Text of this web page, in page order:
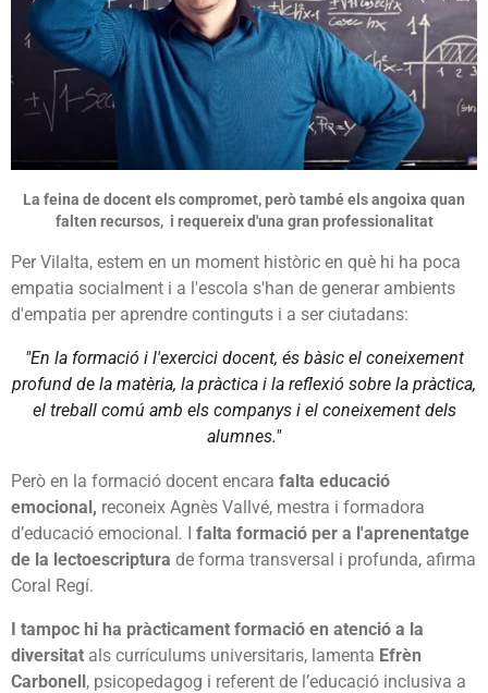
La feina de docent els compromet, però també els angoixa quan
falten recursos, i requereix d'una gran professionalitat
Per Vilalta, estem en un moment històric en què hi ha poca
empatia socialment i a l'escola s'han de generar ambients
d'empatia per aprendre continguts i a ser ciutadans:
"En la formació i l'exercici docent, és bàsic el coneixement
profund de la matèria, la pràctica i la reflexió sobre la pràctica,
el treball comú amb els companys i el coneixement dels
alumnes."
Però en la formació docent encara falta educació
emocional, reconeix Agnès Vallvé, mestra i formadora
d’educació emocional. I falta formació per a l'aprenentatge
de la lectoescriptura de forma transversal i profunda, afirma
Coral Regí.
I tampoc hi ha pràcticament formació en atenció a la
diversitat als currículums universitaris, lamenta Efrèn
Carbonell, psicopedagog i referent de l’educació inclusiva a